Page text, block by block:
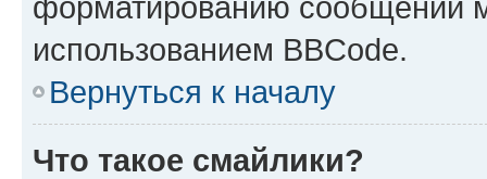
использованием BBCode.
Вернуться к началу
Что такое смайлики?